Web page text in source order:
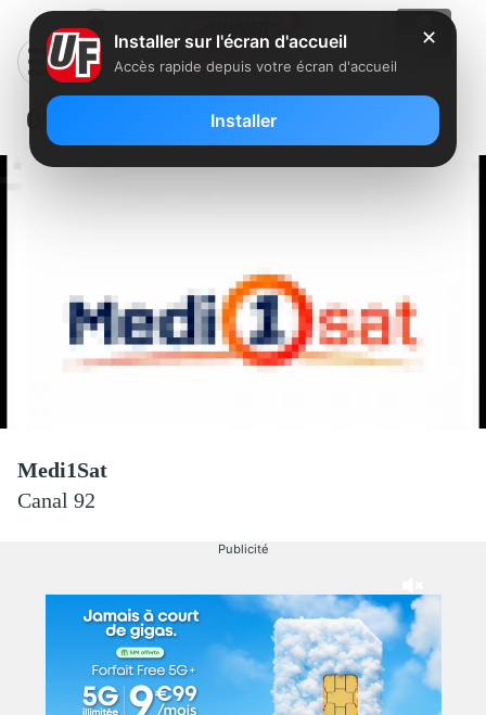
092 – MEDI 1 SAT
Medi1Sat
Canal 92
Publicité
✕
Installer sur l'écran d'accueil
Accès rapide depuis votre écran d'accueil
Installer